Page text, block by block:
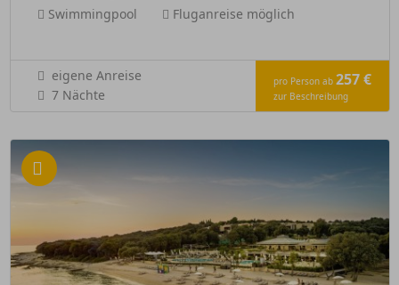
Swimmingpool
Fluganreise möglich
eigene Anreise
7 Nächte
pro Person ab 257 €
zur Beschreibung